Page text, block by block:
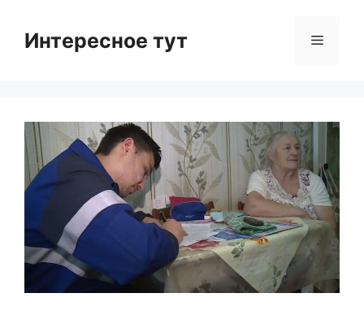
contentИнтересное тут Menu